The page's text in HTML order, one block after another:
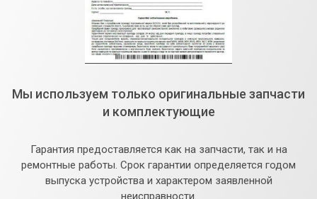
Мы используем только оригинальные запчасти
и комплектующие
Гарантия предоставляется как на запчасти, так и на
ремонтные работы. Срок гарантии определяется годом
выпуска устройства и характером заявленной
неисправности.